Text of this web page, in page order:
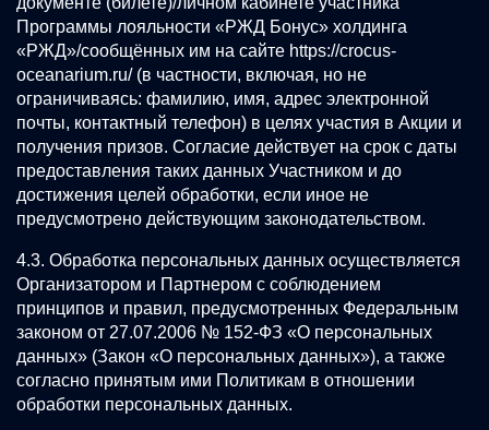
Программы лояльности «РЖД Бонус» холдинга
«РЖД»/сообщённых им на сайте https://crocus-
oceanarium.ru/(в частности, включая, но не
ограничиваясь: фамилию, имя, адрес электронной
почты, контактный телефон) в целях участия в Акции и
получения призов. Согласие действует на срок с даты
предоставления таких данных Участником и до
достижения целей обработки, если иное не
предусмотрено действующим законодательством.
4.3. Обработка персональных данных осуществляется
Организатором и Партнером с соблюдением
принципов и правил, предусмотренных Федеральным
законом от 27.07.2006 № 152-ФЗ «О персональных
данных» (Закон «О персональных данных»), а также
согласно принятым ими Политикам в отношении
обработки персональных данных.